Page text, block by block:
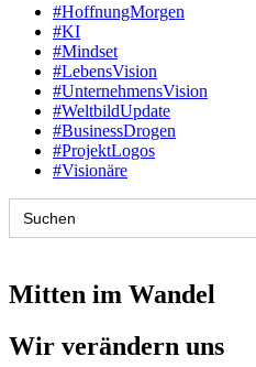
#HoffnungMorgen
#KI
#Mindset
#LebensVision
#UnternehmensVision
#WeltbildUpdate
#BusinessDrogen
#ProjektLogos
#Visionäre
Search
for:
Mitten im Wandel
Wir verändern uns